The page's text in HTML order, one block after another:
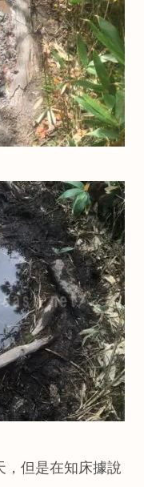
，但是在知床據說